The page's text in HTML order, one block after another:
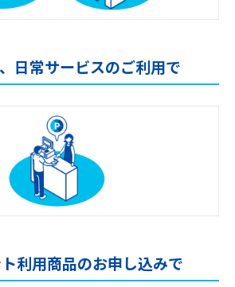
日常サービスのご利用で
利用商品のお申し込みで